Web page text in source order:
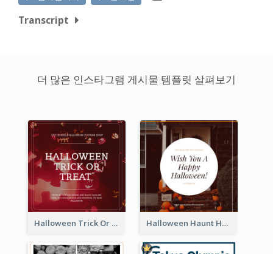
Transcript
더 많은 인스타그램 게시물 템플릿 살펴보기
Halloween Trick Or Treat Instagram Post Halloween Haunt House Instagram Post